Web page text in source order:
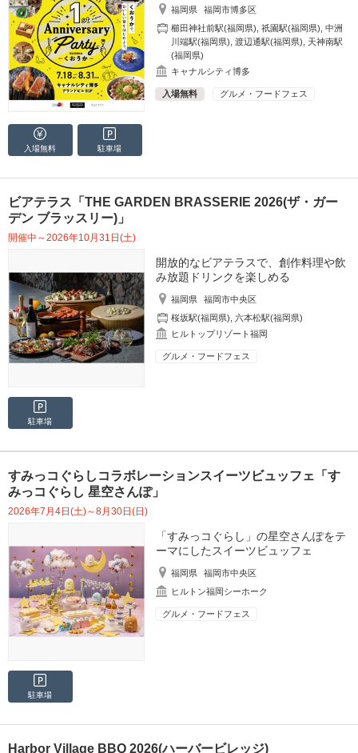
福岡県
福岡市博多区
櫛田神社前駅(福岡県) ,祇園駅(福岡県) ,中洲
川端駅(福岡県) ,渡辺通駅(福岡県)
天神南駅
(福岡県)
キャナルシティ博多
入場無料 グルメ・フードフェス
入場無料 駐車場
ビアテラス「THE GARDEN BRASSERIE 2026(ザ・ガー
デン ブラッスリー)」
開催中～2026年10月31日(土)
開放的なビアテラスで、創作料理や飲
み放題ドリンクを楽しめる
福岡県
福岡市中央区
桜坂駅(福岡県) ,六本松駅(福岡県)
ヒルトップリゾート福岡
グルメ・フードフェス
駐車場
すみっコぐらしコラボレーションスイーツビュッフェ「す
みっコぐらし 星空さんぽ」
2026年7月4日(土)～8月30日(日)
「すみっコぐらし」の星空さんぽをテ
ーマにしたスイーツビュッフェ
福岡県
福岡市中央区
ヒルトン福岡シーホーク
グルメ・フードフェス
駐車場
Harbor Village BBQ 2026(ハーバービレッジ)